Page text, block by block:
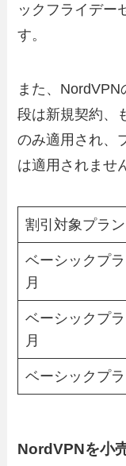
ックフライデー
す。
また、
段は新規契約、
のみ適用され、
は適用されませ
割引対象プラン
ベーシックプ
月
ベーシックプ
月
ベーシックプ
NordVPNを小